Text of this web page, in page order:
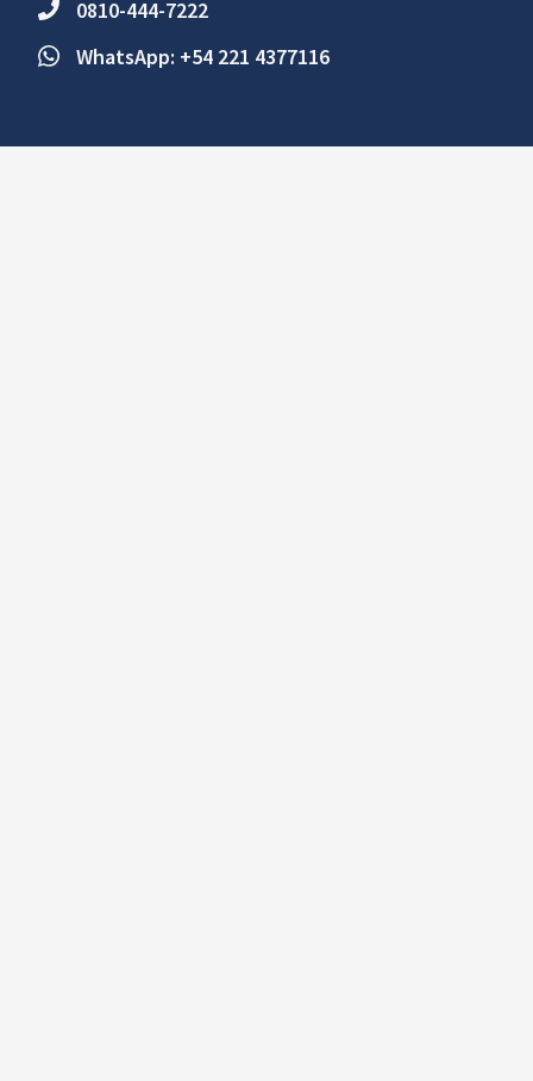
0810-444-7222
WhatsApp: +54 221 4377116